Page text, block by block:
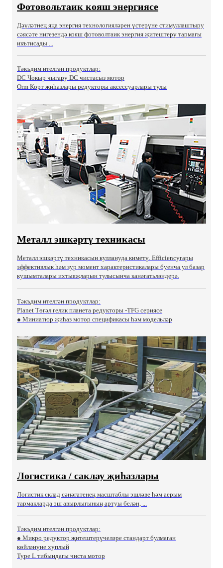
Фотовольтаик кояш энергиясе
Дәүләтнең яңа энергия технологияләрен үстерүне стимуллаштыру
сәясәте нигезендә кояш фотоволтаик энергия җитештерү тармагы
икътисады ...
Тәкъдим ителгән продуктлар:
DC Чокыр чыгару DC чистасыз мотор
Orm Корт җиһазлары редукторы аксессуарлары тулы
Металл эшкәртү техникасы
Металл эшкәртү техникасын куллануда киметү. Efficiencyгары
эффективлык һәм зур момент характеристикалары буенча ул базар
кушымталары ихтыяҗларын тулысынча канәгатьләндерә.
Тәкъдим ителгән продуктлар:
Planet Төгәл гелик планета редукторы -TFG сериясе
● Миниатюр җиһаз мотор спецификасы һәм модельләр
Логистика / саклау җиһазлары
Логистик склад сәнәгатенең масштаблы эшләве һәм аерым
тармакларда эш авырлыгының артуы белән, ...
Тәкъдим ителгән продуктлар:
● Микро редуктор җитештерүчеләре стандарт булмаган
көйләнүне хуплый
Type L тибындагы чиста мотор